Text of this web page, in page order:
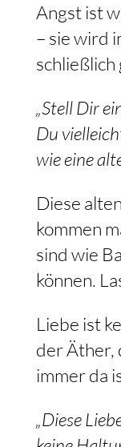
Angst ist
– sie wird
schließlich
„Stell Dir
Du
wie eine
Diese
kommen
sind wie
können.
Liebe ist
der Äther,
immer da
„Diese